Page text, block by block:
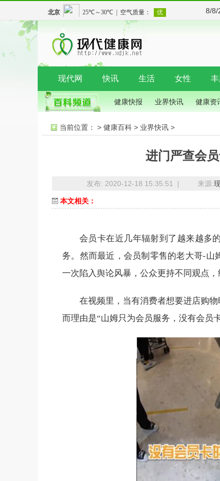
8/8/
现代网 快讯 生活 女性
健康快报 业界快讯 健康资
当前位置： > 健康百科 > 业界快讯 >
进门严查会
发布: 2020-12-18 15:35:51 | 来源:
本文相关：
会员卡在近几年辐射到了越来越多
务。然而最近，会员制零售的老大哥-山
一次陷入舆论风暴，公众更持不同观点，
在视频里，当有消费者想要进店购
而理由是“山姆只为会员服务，没有会员